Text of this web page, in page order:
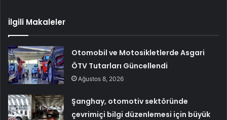
İlgili Makaleler
Otomobil ve Motosikletlerde Asgari
ÖTV Tutarları Güncellendi
Ağustos 8, 2026
Şanghay, otomotiv sektöründe
çevrimiçi bilgi düzenlemesi için büyük